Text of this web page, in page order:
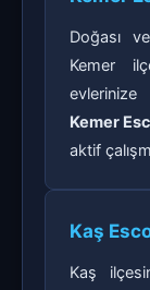
Doğası
Kemer
Kemer
aktif
Kaş
Kaş